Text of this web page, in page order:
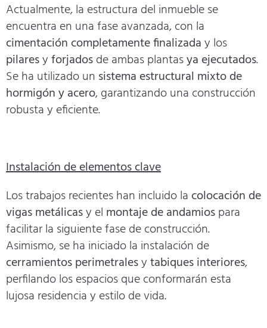
Actualmente, la estructura del inmueble se
encuentra en una fase avanzada, con la
cimentación completamente finalizaday los
pilaresyforjadosde ambas plantasya ejecutados.
Se ha utilizado un sistema estructural mixto de
hormigón y acero, garantizando una construcción
robusta y eficiente.
Instalación de elementos clave
Los trabajos recientes han incluido la colocación de
vigas metálicasy el montaje de andamiospara
facilitar la siguiente fase de construcción.
Asimismo, se ha iniciado la instalación de
cerramientos perimetralesytabiques interiores,
perfilando los espacios que conformarán esta
lujosa residencia y estilo de vida.